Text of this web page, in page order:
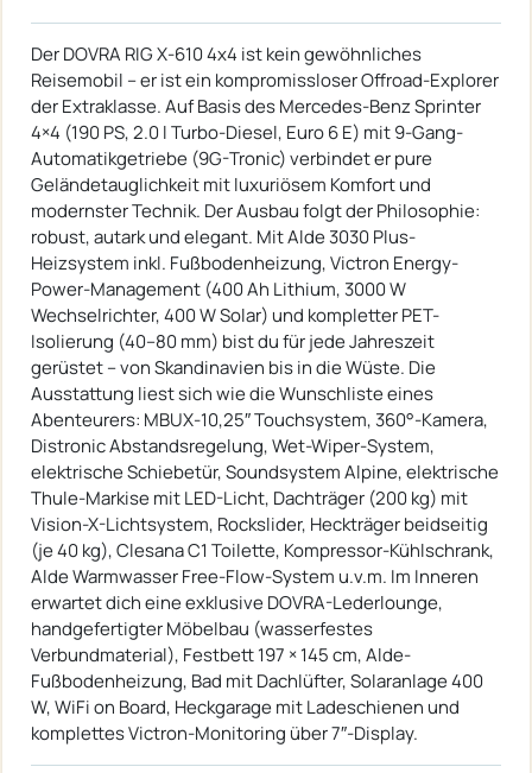
Der DOVRA RIG X-610 4x4 ist kein gewöhnliches
Reisemobil – er ist ein kompromissloser Offroad-Explorer
der Extraklasse. Auf Basis des Mercedes-Benz Sprinter
4×4 (190 PS, 2.0 l Turbo-Diesel, Euro 6 E) mit 9-Gang-
Automatikgetriebe (9G-Tronic) verbindet er pure
Geländetauglichkeit mit luxuriösem Komfort und
modernster Technik. Der Ausbau folgt der Philosophie:
robust, autark und elegant. Mit Alde 3030 Plus-
Heizsystem inkl. Fußbodenheizung, Victron Energy-
Power-Management (400 Ah Lithium, 3000 W
Wechselrichter, 400 W Solar) und kompletter PET-
Isolierung (40–80 mm) bist du für jede Jahreszeit
gerüstet – von Skandinavien bis in die Wüste. Die
Ausstattung liest sich wie die Wunschliste eines
Abenteurers: MBUX-10,25″ Touchsystem, 360°-Kamera,
Distronic Abstandsregelung, Wet-Wiper-System,
elektrische Schiebetür, Soundsystem Alpine, elektrische
Thule-Markise mit LED-Licht, Dachträger (200 kg) mit
Vision-X-Lichtsystem, Rockslider, Heckträger beidseitig
(je 40 kg), Clesana C1 Toilette, Kompressor-Kühlschrank,
Alde Warmwasser Free-Flow-System u.v.m. Im Inneren
erwartet dich eine exklusive DOVRA-Lederlounge,
handgefertigter Möbelbau (wasserfestes
Verbundmaterial), Festbett 197 × 145 cm, Alde-
Fußbodenheizung, Bad mit Dachlüfter, Solaranlage 400
W, WiFi on Board, Heckgarage mit Ladeschienen und
komplettes Victron-Monitoring über 7″-Display.